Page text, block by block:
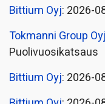
Bittium Oyj: 2026-
Tokmanni Group Oyj
Puolivuosikatsaus
Bittium Oyj: 2026-